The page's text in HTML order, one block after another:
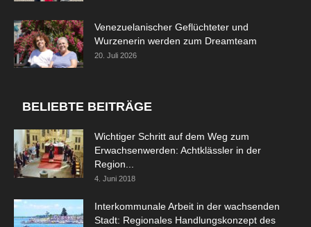
Venezuelanischer Geflüchteter und
Wurzenerin werden zum Dreamteam
20. Juli 2026
BELIEBTE BEITRÄGE
Wichtiger Schritt auf dem Weg zum
Erwachsenwerden: Achtklässler in der
Region...
4. Juni 2018
Interkommunale Arbeit in der wachsenden
Stadt: Regionales Handlungskonzept des